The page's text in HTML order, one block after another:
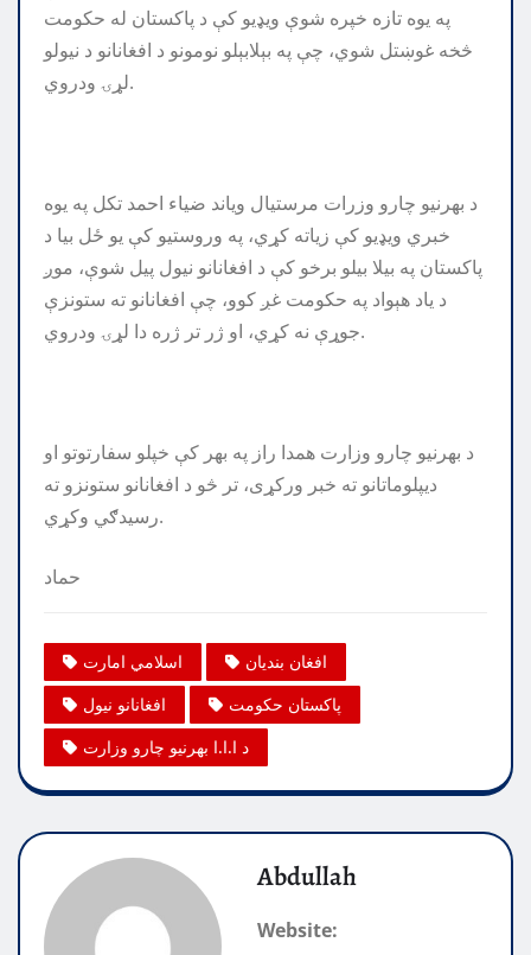
په یوه تازه خپره شوې ویډیو کې د پاکستان له حکومت
څخه غوښتل شوي، چې په بېلابېلو نومونو د افغانانو د نیولو
لړۍ ودروي.
د بهرنیو چارو وزرات مرستیال ویاند ضیاء احمد تکل په یوه
خبري ویډیو کې زیاته کړي، په وروستیو کې یو ځل بیا د
پاکستان په بیلا بیلو برخو کې د افغانانو نیول پیل شوې، موږ
د یاد هېواد په حکومت غږ کوو، چې افغانانو ته ستونزې
جوړې نه کړي، او ژر تر ژره دا لړۍ ودروي.
د بهرنیو چارو وزارت همدا راز په بهر کې خپلو سفارتوتو او
دیپلوماتانو ته خبر ورکړی، تر څو د افغانانو ستونزو ته
رسیدګي وکړي.
حماد
اسلامي امارت
افغان بندیان
افغانانو نیول
پاکستان حکومت
د ا.ا.ا بهرنیو چارو وزارت
Abdullah
Website: